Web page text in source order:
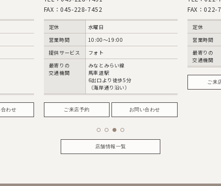
わせ
FAX：045-228-7452
定休
水曜日
営業時間
10:00〜19:00
提供サービス
フォト
最寄りの
交通機関
みなとみらい線
馬車道駅
6出口より徒歩5分
（海岸通り沿い）
ご来店予約 お問い合わせ
FAX：022-
定休
営業時間
最寄りの
交通機関
ご来
店舗情報一覧